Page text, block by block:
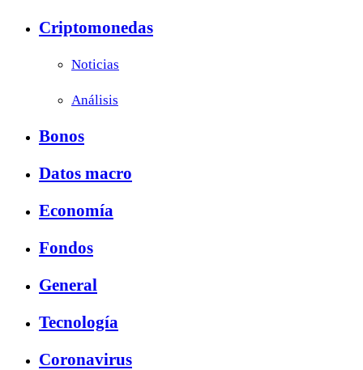
Criptomonedas
Noticias
Análisis
Bonos
Datos macro
Economía
Fondos
General
Tecnología
Coronavirus